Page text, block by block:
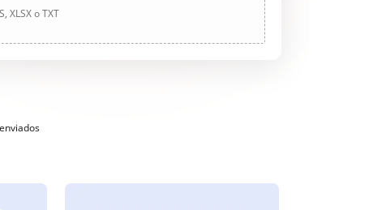
XLSX o TXT